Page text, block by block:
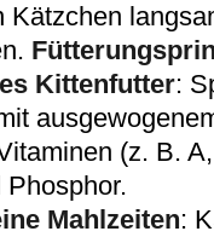
Kätzchen
Kittenfutter:
(z. B.
Mahlzeiten: